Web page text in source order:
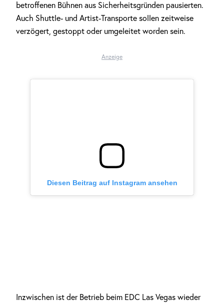
betroffenen Bühnen aus Sicherheitsgründen pausierten.
Auch Shuttle- und Artist-Transporte sollen zeitweise
verzögert, gestoppt oder umgeleitet worden sein.
Anzeige
Diesen Beitrag auf Instagram ansehen
Inzwischen ist der Betrieb beim EDC Las Vegas wieder